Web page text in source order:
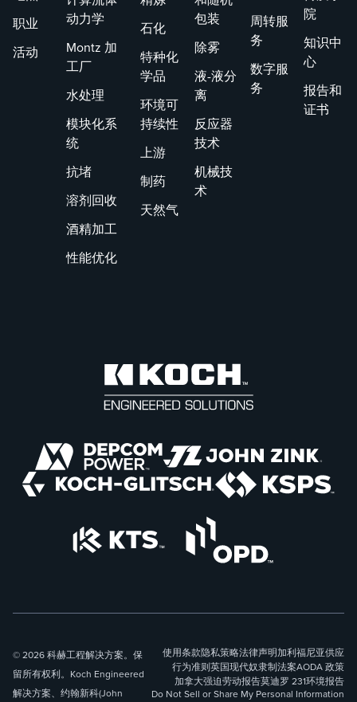
职业
活动
动力学
Montz 加
工厂
水处理
模块化系
统
抗堵
溶剂回收
酒精加工
性能优化
石化
特种化
学品
环境可
持续性
上游
制药
天然气
包装
除雾
液-液分
离
反应器
技术
机械技
术
周转服
务
数字服
务
院
知识中
心
报告和
证书
© 2026 科赫工程解决方案。保
留所有权利。Koch Engineered
解决方案、约翰新科(John
使用条款隐私策略法律声明加利福尼亚供应
行为准则英国现代奴隶制法案AODA 政策
加拿大强迫劳动报告莫迪罗 231环境报告
Do Not Sell or Share My Personal Information